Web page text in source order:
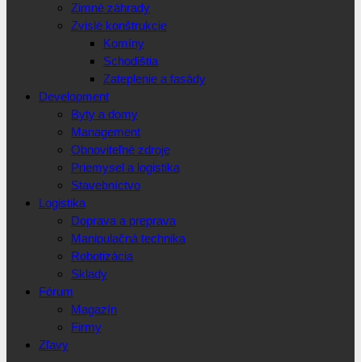
Zimné záhrady
Zvislé konštrukcie
Komíny
Schodištia
Zateplenie a fasády
Development
Byty a domy
Management
Obnoviteľné zdroje
Priemysel a logistika
Stavebníctvo
Logistika
Doprava a preprava
Manipulačná technika
Robotizácia
Sklady
Fórum
Magazín
Firmy
Zľavy